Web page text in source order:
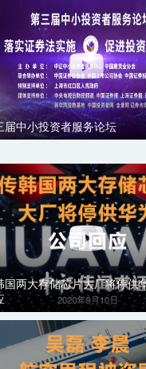
届中小投资者服务论坛
国两大存储芯片大厂将停供